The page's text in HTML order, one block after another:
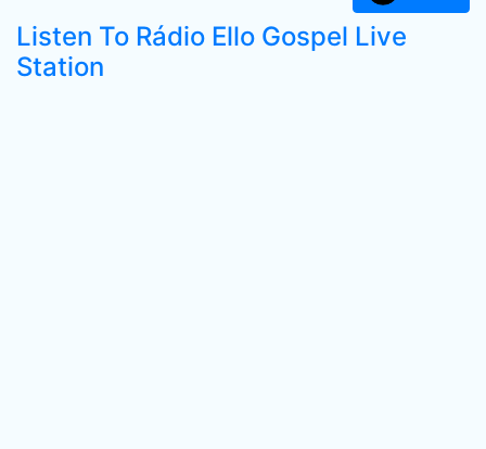
Listen To Rádio Ello Gospel Live
Station